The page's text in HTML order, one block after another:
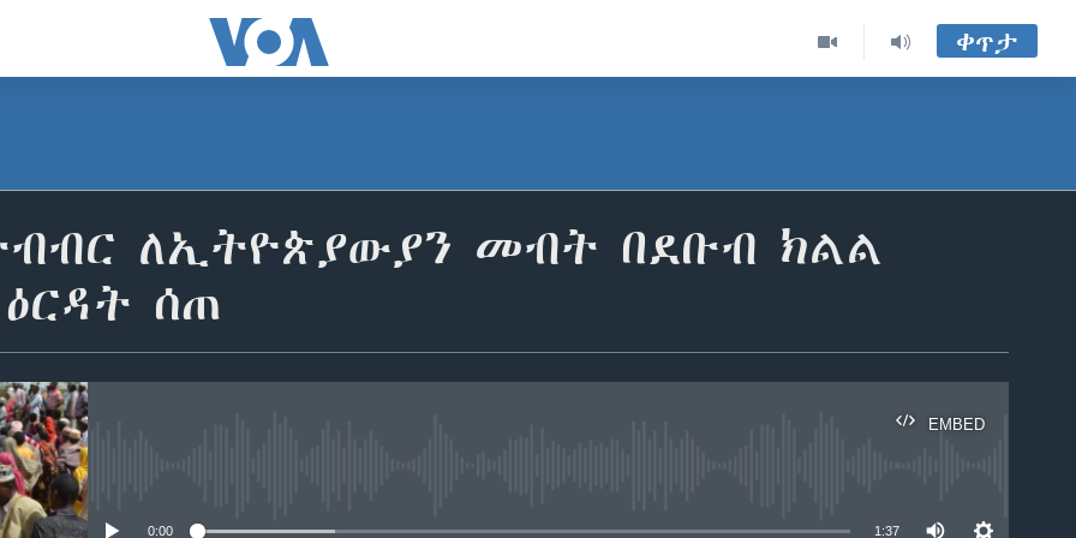
ቀጥታ
ለኢትዮጵያውያን መብት በደቡብ ክልል
ሰጠ
EMBED
0:00 1:37